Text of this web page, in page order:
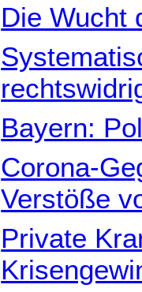
Die Wucht
Bayern:
Corona-
Verstöße
Private